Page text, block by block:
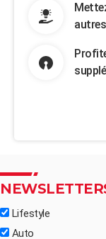
Lifestyle
Auto